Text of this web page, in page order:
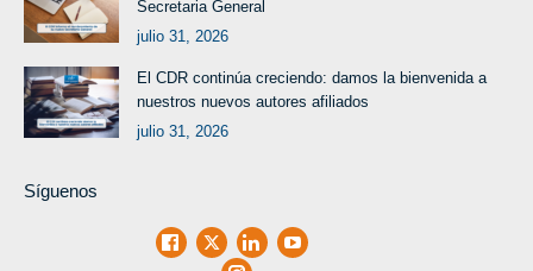
Secretaria General
julio 31, 2026
El CDR continúa creciendo: damos la bienvenida a
nuestros nuevos autores afiliados
julio 31, 2026
Síguenos
Facebook
X LinkedInYoutube